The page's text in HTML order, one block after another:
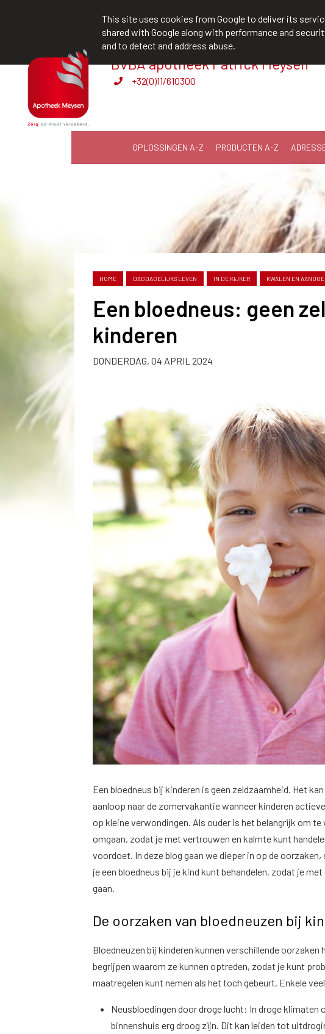
team@apotheekmeysen.be +32(0)11/610300
BVBA apotheek Patrick Meysen
+32(0)11/610300
Levering aan huis
OPLOSSINGEN A-Z PRODUCTEN A-Z
HOME DAGDAGELIJKS LEVEN IN DE KIJKER KWALEN EN
Een bloedneus: geen
kinderen
DONDERDAG, 04 APRIL 2024
Een bloedneus bij kinderen is geen zeldzaamheid. Het
aanloop naar de zomervakantie wanneer kinderen
op kleine verwondingen. Als ouder is het belangrijk om
omgaan, zodat je met vertrouwen en kalmte kunt
voordoet. In deze blog gaan we dieper in op de
je een bloedneus bij je kind kunt behandelen, zodat je
gaan.
De oorzaken van bloedneuzen bij
Bloedneuzen bij kinderen kunnen verschillende oorzaken
begrijpen waarom ze kunnen optreden, zodat je kunt
maatregelen kunt nemen als het toch gebeurt. Enkele
Neusbloedingen door droge lucht: In droge klimaten
binnenshuis erg droog zijn. Dit kan leiden tot
This site uses cookies from Google to deliver its
shared with Google along with performance and
and to detect and address abuse.